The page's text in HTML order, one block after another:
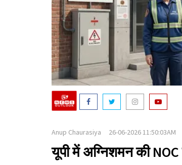
Anup Chaurasiya 26-06-2026 11:50:03AM
यूपी में अग्निशमन की